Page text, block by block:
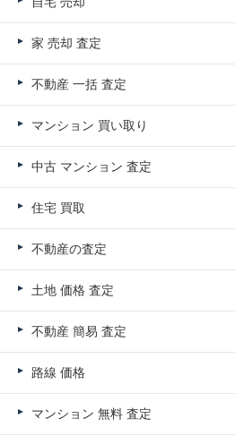
家 売却 査定
不動産 一括 査定
マンション 買い取り
中古 マンション 査定
住宅 買取
不動産の査定
土地 価格 査定
不動産 簡易 査定
路線 価格
マンション 無料 査定